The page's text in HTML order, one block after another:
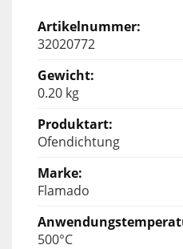
32020772
0.20 kg
Ofendichtung
Flamado
500°C